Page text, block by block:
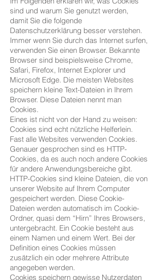
sind und warum Sie genutzt werden,
damit Sie die folgende
Datenschutzerklärung besser verstehen.
Immer wenn Sie durch das Internet surfen,
verwenden Sie einen Browser. Bekannte
Browser sind beispielsweise Chrome,
Safari, Firefox, Internet Explorer und
Microsoft Edge. Die meisten Websites
speichern kleine Text-Dateien in Ihrem
Browser. Diese Dateien nennt man
Cookies.
Eines ist nicht von der Hand zu weisen:
Cookies sind echt nützliche Helferlein.
Fast alle Websites verwenden Cookies.
Genauer gesprochen sind es HTTP-
Cookies, da es auch noch andere Cookies
für andere Anwendungsbereiche gibt.
HTTP-Cookies sind kleine Dateien, die von
unserer Website auf Ihrem Computer
gespeichert werden. Diese Cookie-
Dateien werden automatisch im Cookie-
Ordner, quasi dem “Hirn” Ihres Browsers,
untergebracht. Ein Cookie besteht aus
einem Namen und einem Wert. Bei der
Definition eines Cookies müssen
zusätzlich ein oder mehrere Attribute
angegeben werden.
Cookies speichern gewisse Nutzerdaten